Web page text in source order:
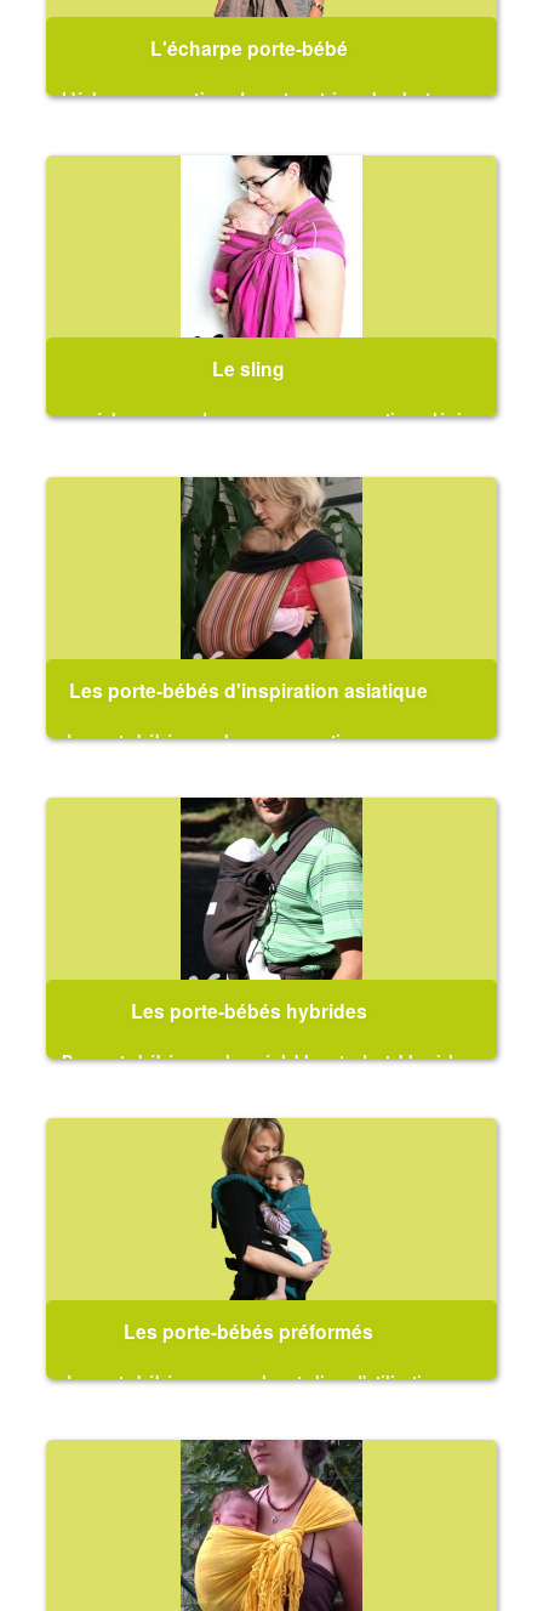
L'écharpe porte-bébé
L'écharpe, un système de portage très polyvalent
Le sling
une écharpe avec des anneaux cousus, pratique, légère
Les porte-bébés d'inspiration asiatique
des porte-bébés souples, aux sensations assez
Les porte-bébés hybrides
Des porte-bébés souples, réglables et adaptables à la
Les porte-bébés préformés
des porte-bébés avec sangles et clips, d'utilisation